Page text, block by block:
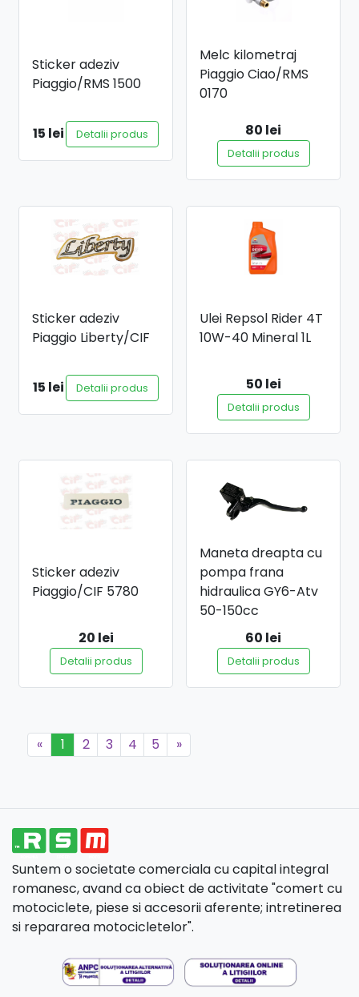
Sticker adeziv
Piaggio/RMS 1500
15 lei Detalii produs
Melc kilometraj
Piaggio Ciao/RMS
0170
80 lei
Detalii produs
Sticker adeziv
Piaggio Liberty/CIF
15 lei Detalii produs
Ulei Repsol Rider 4T
10W-40 Mineral 1L
50 lei
Detalii produs
Sticker adeziv
Piaggio/CIF 5780
20 lei
Detalii produs
Maneta dreapta cu
pompa frana
hidraulica GY6-Atv
50-150cc
60 lei
Detalii produs
« 1 2 3 4 5 »
Suntem o societate comerciala cu capital integral
romanesc, avand ca obiect de activitate "comert cu
motociclete, piese si accesorii aferente; intretinerea
si repararea motocicletelor".